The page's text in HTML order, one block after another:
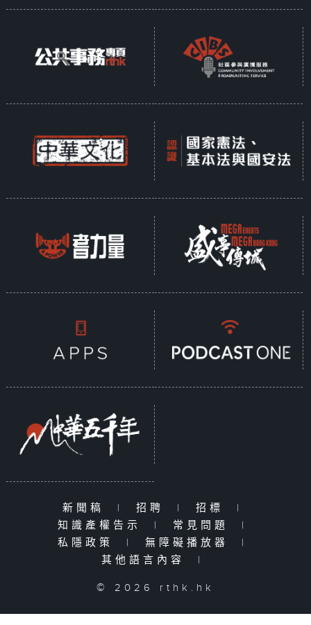
新聞稿 | 招聘 | 招標
|
知識產權告示
| 常見問題
|
私隱政策
| 無障礙播放器
|
其他語言內容
|
© 2026 rthk.hk